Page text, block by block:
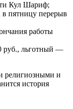
Кул Шариф;
пятницу перерыв
работы
руб., льготный —
религиозными и
история